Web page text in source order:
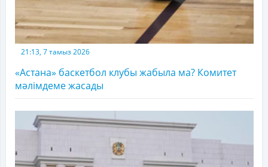
21:13, 7 тамыз 2026
«Астана» баскетбол клубы жабыла ма? Комитет
мәлімдеме жасады